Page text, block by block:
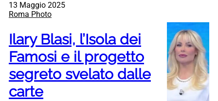
13 Maggio 2025
Roma Photo
Ilary Blasi, l’Isola dei
Famosi e il progetto
segreto svelato dalle
carte